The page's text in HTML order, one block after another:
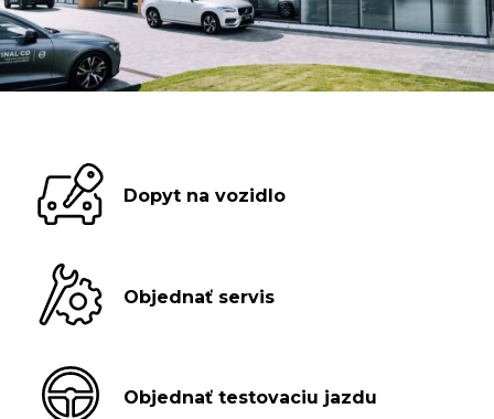
Dopyt na vozidlo
Objednať servis
Objednať testovaciu jazdu